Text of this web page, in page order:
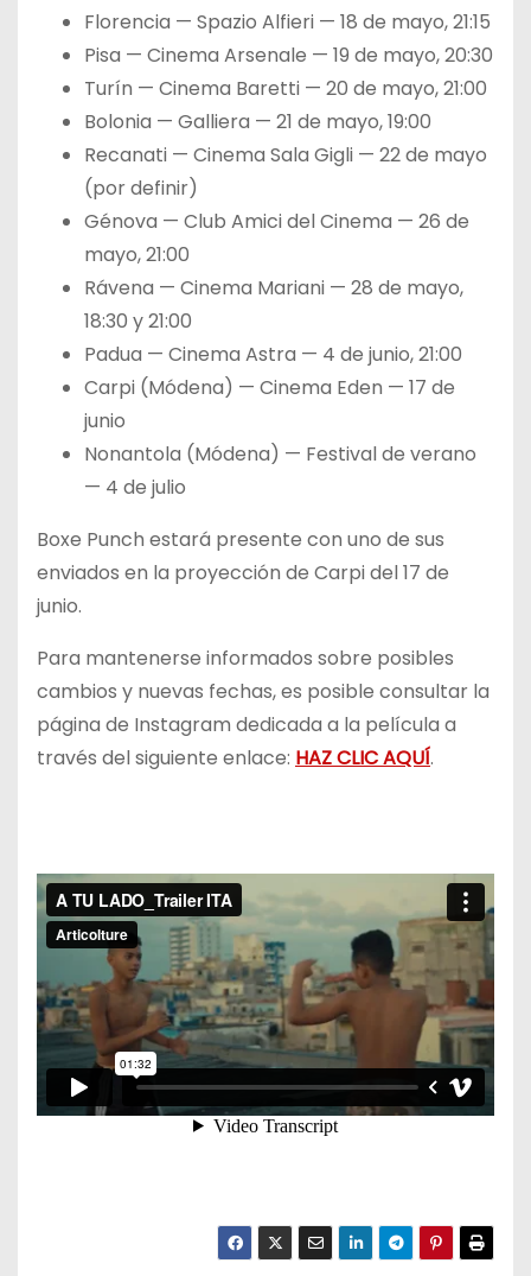
Florencia — Spazio Alfieri — 18 de mayo, 21:15
Pisa — Cinema Arsenale — 19 de mayo, 20:30
Turín — Cinema Baretti — 20 de mayo, 21:00
Bolonia — Galliera — 21 de mayo, 19:00
Recanati — Cinema Sala Gigli — 22 de mayo
(por definir)
Génova — Club Amici del Cinema — 26 de
mayo, 21:00
Rávena — Cinema Mariani — 28 de mayo,
18:30 y 21:00
Padua — Cinema Astra — 4 de junio, 21:00
Carpi (Módena) — Cinema Eden — 17 de
junio
Nonantola (Módena) — Festival de verano
— 4 de julio
Boxe Punch estará presente con uno de sus
enviados en la proyección de Carpi del 17 de
junio.
Para mantenerse informados sobre posibles
cambios y nuevas fechas, es posible consultar la
página de Instagram dedicada a la película a
través del siguiente enlace: HAZ CLIC AQUÍ.